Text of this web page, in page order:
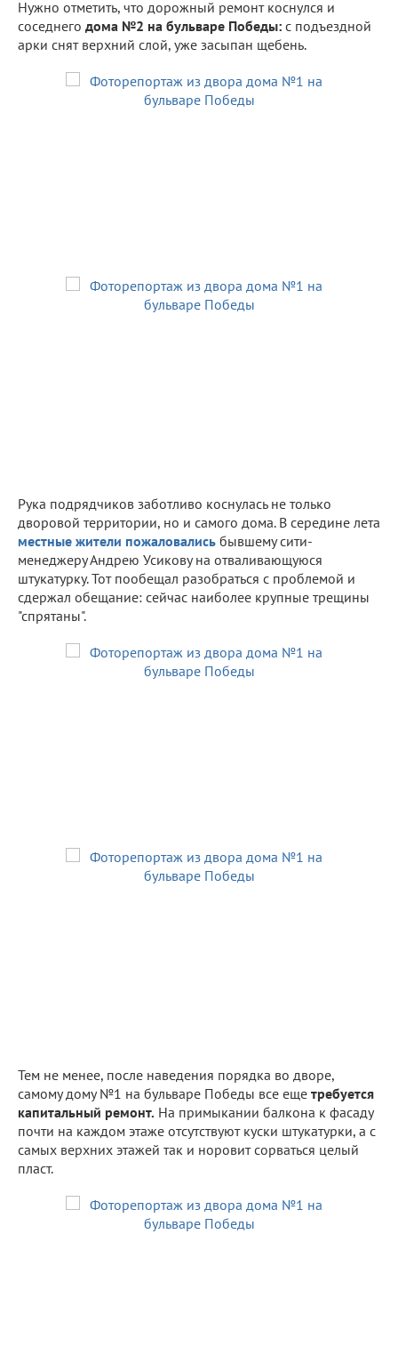
Нужно отметить, что дорожный ремонт коснулся и
соседнего дома №2 на бульваре Победы: с подъездной
арки снят верхний слой, уже засыпан щебень.
Рука подрядчиков заботливо коснулась не только
дворовой территории, но и самого дома. В середине лета
местные жители пожаловались бывшему сити-
менеджеру Андрею Усикову на отваливающуюся
штукатурку. Тот пообещал разобраться с проблемой и
сдержал обещание: сейчас наиболее крупные трещины
"спрятаны".
Тем не менее, после наведения порядка во дворе,
самому дому №1 на бульваре Победы все еще требуется
капитальный ремонт. На примыкании балкона к фасаду
почти на каждом этаже отсутствуют куски штукатурки, а с
самых верхних этажей так и норовит сорваться целый
пласт.